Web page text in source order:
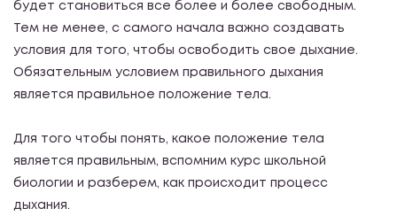
будет становиться все более и более свободным.
Тем не менее, с самого начала важно создавать
условия для того, чтобы освободить свое дыхание.
Обязательным условием правильного дыхания
является правильное положение тела.
Для того чтобы понять, какое положение тела
является правильным, вспомним курс школьной
биологии и разберем, как происходит процесс
дыхания.